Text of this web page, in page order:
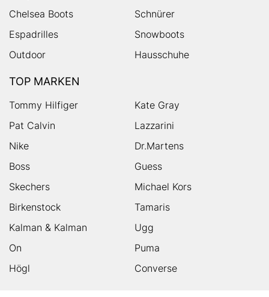
Chelsea Boots
Schnürer
Espadrilles
Snowboots
Outdoor
Hausschuhe
TOP MARKEN
Tommy Hilfiger
Kate Gray
Pat Calvin
Lazzarini
Nike
Dr.Martens
Boss
Guess
Skechers
Michael Kors
Birkenstock
Tamaris
Kalman & Kalman
Ugg
On
Puma
Högl
Converse